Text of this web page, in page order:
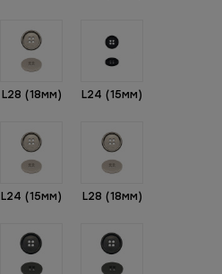
L28 (18мм) L24 (15мм)
L24 (15мм) L28 (18мм)